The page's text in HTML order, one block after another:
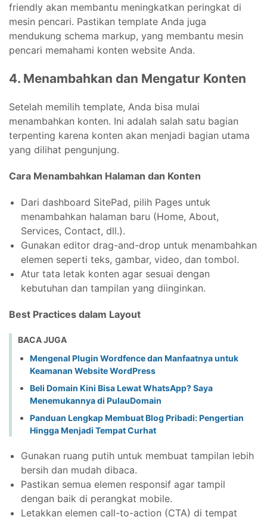
friendly akan membantu meningkatkan peringkat di
mesin pencari. Pastikan template Anda juga
mendukung schema markup, yang membantu mesin
pencari memahami konten website Anda.
4. Menambahkan dan Mengatur Konten
Setelah memilih template, Anda bisa mulai
menambahkan konten. Ini adalah salah satu bagian
terpenting karena konten akan menjadi bagian utama
yang dilihat pengunjung.
Cara Menambahkan Halaman dan Konten
Dari dashboard SitePad, pilih Pages untuk
menambahkan halaman baru (Home, About,
Services, Contact, dll.).
Gunakan editor drag-and-drop untuk menambahkan
elemen seperti teks, gambar, video, dan tombol.
Atur tata letak konten agar sesuai dengan
kebutuhan dan tampilan yang diinginkan.
Best Practices dalam Layout
BACA JUGA
Mengenal Plugin Wordfence dan Manfaatnya untuk
Keamanan Website WordPress
Beli Domain Kini Bisa Lewat WhatsApp? Saya
Menemukannya di PulauDomain
Panduan Lengkap Membuat Blog Pribadi: Pengertian
Hingga Menjadi Tempat Curhat
Gunakan ruang putih untuk membuat tampilan lebih
bersih dan mudah dibaca.
Pastikan semua elemen responsif agar tampil
dengan baik di perangkat mobile.
Letakkan elemen call-to-action (CTA) di tempat